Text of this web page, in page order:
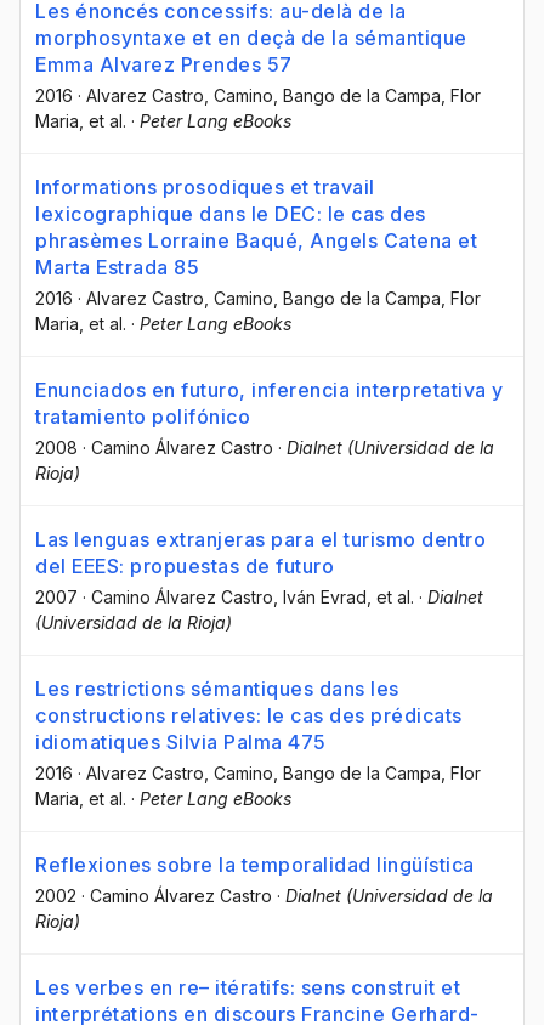
Les énoncés concessifs: au-delà de la
morphosyntaxe et en deçà de la sémantique
Emma Alvarez Prendes 57
2016 · Alvarez Castro, Camino , Bango de la Campa, Flor
Maria , et al. · Peter Lang eBooks
Informations prosodiques et travail
lexicographique dans le DEC: le cas des
phrasèmes Lorraine Baqué, Angels Catena et
Marta Estrada 85
2016 · Alvarez Castro, Camino , Bango de la Campa, Flor
Maria , et al. · Peter Lang eBooks
Enunciados en futuro, inferencia interpretativa y
tratamiento polifónico
2008 · Camino Álvarez Castro · Dialnet (Universidad de la
Rioja)
Las lenguas extranjeras para el turismo dentro
del EEES: propuestas de futuro
2007 · Camino Álvarez Castro , Iván Evrad , et al. · Dialnet
(Universidad de la Rioja)
Les restrictions sémantiques dans les
constructions relatives: le cas des prédicats
idiomatiques Silvia Palma 475
2016 · Alvarez Castro, Camino , Bango de la Campa, Flor
Maria , et al. · Peter Lang eBooks
Reflexiones sobre la temporalidad lingüística
2002 · Camino Álvarez Castro · Dialnet (Universidad de la
Rioja)
Les verbes en re– itératifs: sens construit et
interprétations en discours Francine Gerhard-